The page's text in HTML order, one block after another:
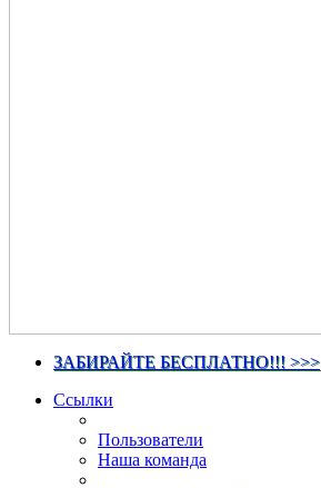
ЗАБИРАЙТЕ БЕСПЛАТНО!!! >>>
Ссылки
Пользователи
Наша команда